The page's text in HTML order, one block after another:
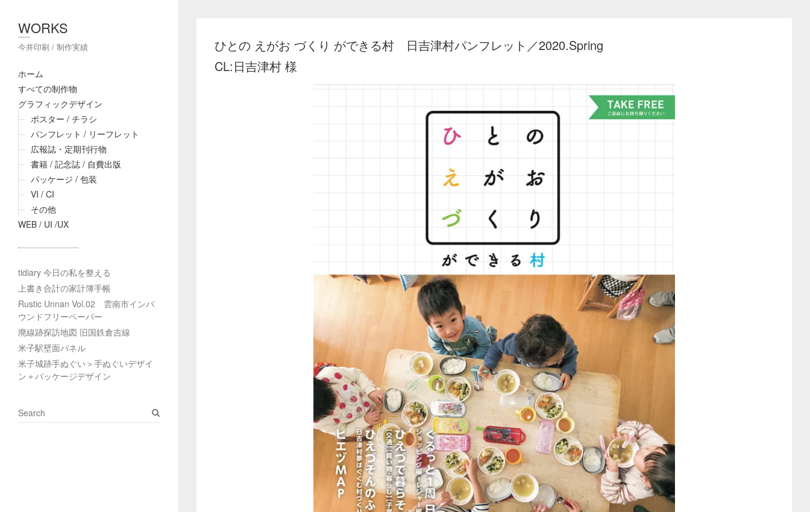
WORKS
今井印刷 / 制作実績
ホーム
すべての制作物
グラフィックデザイン
ポスター / チラシ
パンフレット / リーフレット
広報誌・定期刊行物
書籍 / 記念誌 / 自費出版
パッケージ / 包装
VI / CI
その他
WEB / UI /UX
ひとの えがお づくり ができる村 日吉津村パンフレット／2020.Spring
CL:日吉津村 様
tidiary 今日の私を整える
上書き合計の家計簿手帳
Rustic Unnan Vol.02 雲南市インバ
ウンドフリーペーパー
廃線跡探訪地図 旧国鉄倉吉線
米子駅壁面パネル
米子城跡手ぬぐい＞手ぬぐいデザイ
ン＋パッケージデザイン
S
e